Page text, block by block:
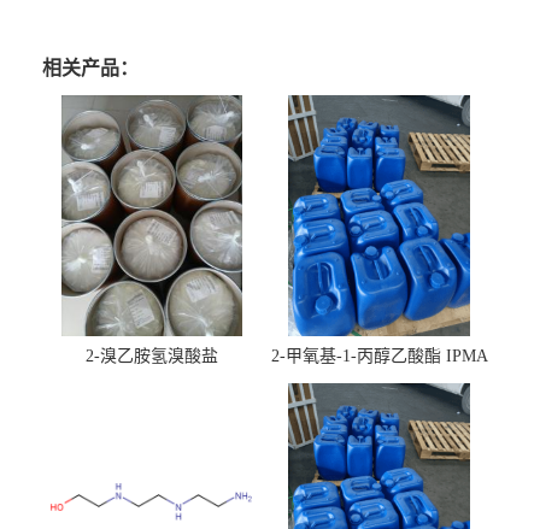
相关产品：
2-溴乙胺氢溴酸盐 2-甲氧基-1-丙醇乙酸酯 IPMA